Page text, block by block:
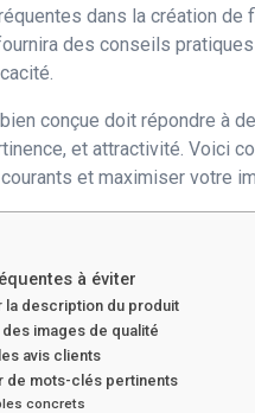
dans la création de
des conseils
bien conçue doit répondre à
et attractivité. Voici
et maximiser votre
à éviter
la description du produit
images de qualité
avis clients
de mots-clés pertinents
concrets